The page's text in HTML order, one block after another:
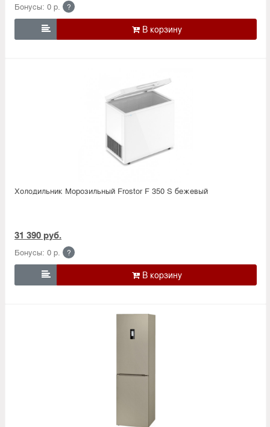
Бонусы: 0 р. ?

Холодильник Морозильный Frostor F 350 S бежевый
31 390 руб.
Бонусы: 0 р. ?
